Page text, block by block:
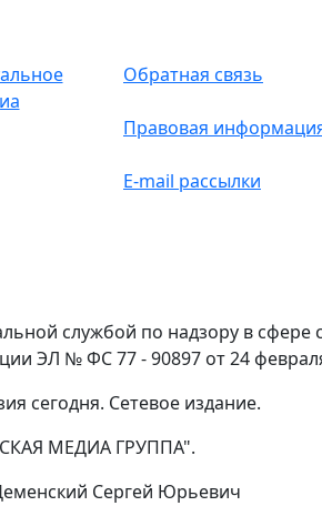
Обратная связь
Правовая
E-mail рассылки
службой по надзору в
ЭЛ № ФС 77 - 90897 от 24
сегодня. Сетевое издание.
МЕДИА ГРУППА".
Сергей Юрьевич